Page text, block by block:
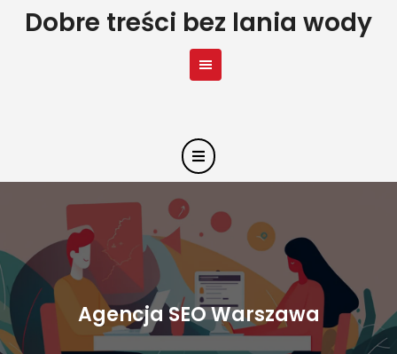
SkipDobre treści bez lania wody
Agencja SEO Warszawa